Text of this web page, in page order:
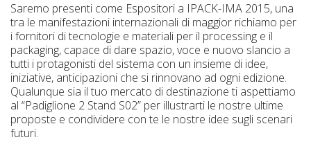
Saremo presenti come Espositori a IPACK-IMA 2015, una
tra le manifestazioni internazionali di maggior richiamo per
i fornitori di tecnologie e materiali per il processing e il
packaging, capace di dare spazio, voce e nuovo slancio a
tutti i protagonisti del sistema con un insieme di idee,
iniziative, anticipazioni che si rinnovano ad ogni edizione.
Qualunque sia il tuo mercato di destinazione ti aspettiamo
al “Padiglione 2 Stand S02” per illustrarti le nostre ultime
proposte e condividere con te le nostre idee sugli scenari
futuri.